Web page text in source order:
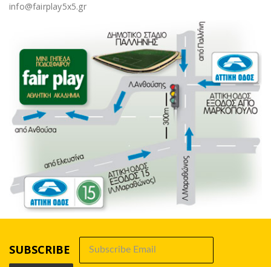
info@fairplay5x5.gr
SUBSCRIBE